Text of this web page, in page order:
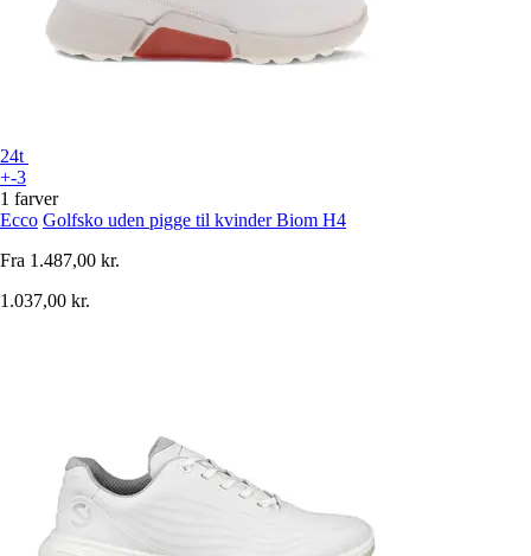
24t
+-3
1 farver
Ecco Golfsko uden pigge til kvinder Biom H4
Fra 1.487,00 kr.
1.037,00 kr.